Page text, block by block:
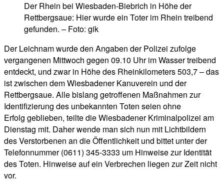
Der Rhein bei Wiesbaden-Biebrich in Höhe der
Rettbergsaue: Hier wurde ein Toter im Rhein treibend
gefunden. – Foto: gik
Der Leichnam wurde den Angaben der Polizei zufolge
vergangenen Mittwoch gegen 09.10 Uhr im Wasser treibend
entdeckt, und zwar in Höhe des Rheinkilometers 503,7 – das
ist zwischen dem Wiesbadener Kanuverein und der
Rettbergsaue. Alle bislang getroffenen Maßnahmen zur
Identifizierung des unbekannten Toten seien ohne
Erfolg geblieben, teilte die Wiesbadener Kriminalpolizei am
Dienstag mit. Daher wende man sich nun mit Lichtbildern
des Verstorbenen an die Öffentlichkeit und bittet unter der
Telefonnummer (0611) 345-3333 um Hinweise zur Identität
des Toten. Hinweise auf ein Verbrechen liegen zur Zeit nicht
vor.